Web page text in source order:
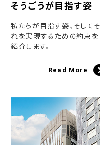
そうごうが目指す姿
私たちが目指す姿、そしてそ
れを実現するための約束を
紹介します。
Read More